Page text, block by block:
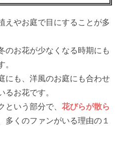
えやお庭で目にすることが多
のお花が少なくなる時期にも
。
にも、洋風のお庭にも合わせ
るお花です。
という部分で、花びらが散ら
多くのファンがいる理由の１